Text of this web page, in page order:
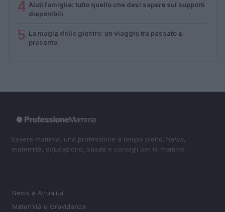
4 Aiuti famiglie: tutto quello che devi sapere sui supporti
disponibili
5 La magia delle giostre: un viaggio tra passato e
presente
Essere mamma, una professione a tempo pieno. News,
maternità, educazione, salute e consigli per le mamme.
News e Attualità
Maternità e Gravidanza